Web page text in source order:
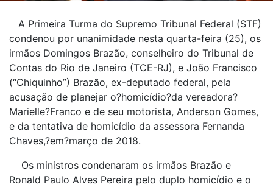
A Primeira Turma do Supremo Tribunal Federal (STF)
condenou por unanimidade nesta quarta-feira (25), os
irmãos Domingos Brazão, conselheiro do Tribunal de
Contas do Rio de Janeiro (TCE-RJ), e João Francisco
(“Chiquinho”) Brazão, ex-deputado federal, pela
acusação de planejar o?homicídio?da vereadora?
Marielle?Franco e de seu motorista, Anderson Gomes,
e da tentativa de homicídio da assessora Fernanda
Chaves,?em?março de 2018.
Os ministros condenaram os irmãos Brazão e
Ronald Paulo Alves Pereira pelo duplo homicídio e o